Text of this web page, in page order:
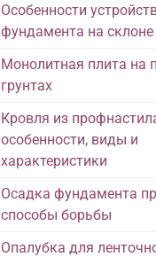
Особенности
фундамента на склоне
Монолитная плита на
грунтах
Кровля из
особенности, виды и
характеристики
Осадка фундамента
способы борьбы
Опалубка для